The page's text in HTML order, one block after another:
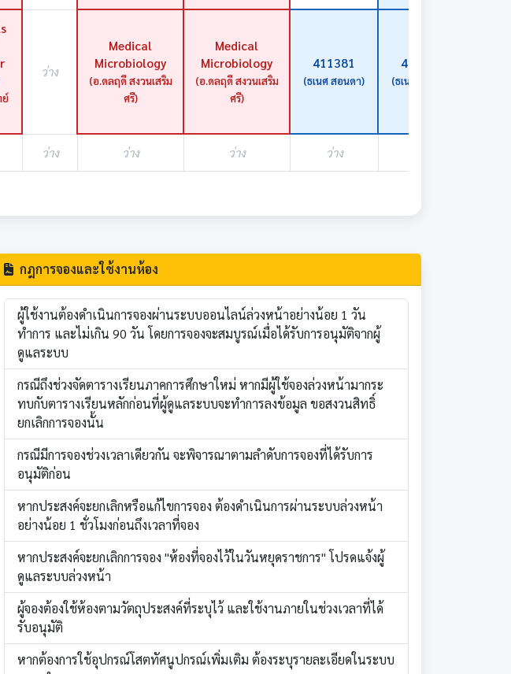
ย์
ว่าง
Medical
Microbiology
(อ.ดลฤดี สงวนเสริม
ศรี)
Medical
Microbiology
(อ.ดลฤดี สงวนเสริม
ศรี)
411381
(ธเนศ สอนดา)
411381
(ธเนศ สอนดา)
ว่าง ว่าง ว่าง ว่าง
กฎการจองและใช้งานห้อง
ผู้ใช้งานต้องดำเนินการจองผ่านระบบออนไลน์ล่วงหน้าอย่างน้อย 1 วัน
ทำการ และไม่เกิน 90 วัน โดยการจองจะสมบูรณ์เมื่อได้รับการอนุมัติจากผู้
ดูแลระบบ
กรณีถึงช่วงจัดตารางเรียนภาคการศึกษาใหม่ หากมีผู้ใช้จองล่วงหน้ามากระ
ทบกับตารางเรียนหลักก่อนที่ผู้ดูแลระบบจะทำการลงข้อมูล ขอสงวนสิทธิ์
ยกเลิกการจองนั้น
กรณีมีการจองช่วงเวลาเดียวกัน จะพิจารณาตามลำดับการจองที่ได้รับการ
อนุมัติก่อน
หากประสงค์จะยกเลิกหรือแก้ไขการจอง ต้องดำเนินการผ่านระบบล่วงหน้า
อย่างน้อย 1 ชั่วโมงก่อนถึงเวลาที่จอง
หากประสงค์จะยกเลิกการจอง "ห้องที่จองไว้ในวันหยุดราชการ" โปรดแจ้งผู้
ดูแลระบบล่วงหน้า
ผู้จองต้องใช้ห้องตามวัตถุประสงค์ที่ระบุไว้ และใช้งานภายในช่วงเวลาที่ได้
รับอนุมัติ
หากต้องการใช้อุปกรณ์โสตทัศนูปกรณ์เพิ่มเติม ต้องระบุรายละเอียดในระบบ